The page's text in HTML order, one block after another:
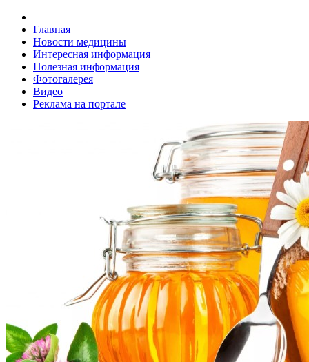
Главная
Новости медицины
Интересная информация
Полезная информация
Фотогалерея
Видео
Реклама на портале